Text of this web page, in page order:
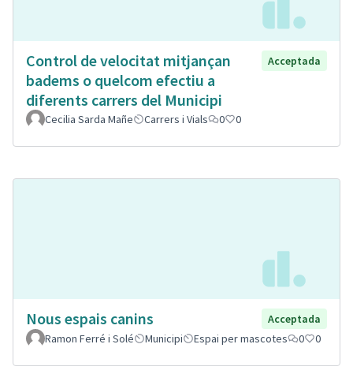
Control de velocitat mitjançan
badems o quelcom efectiu a
diferents carrers del Municipi
Acceptada
Cecilia Sarda Mañe Carrers i Vials 0 0
Nous espais canins
Acceptada
Ramon Ferré i Solé
Municipi Espai per mascotes 0 0